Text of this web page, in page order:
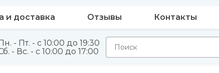
и доставка Отзывы Контакты
- Пт. - с 10:00 до 19:30
- Вс. - с 10:00 до 17:00